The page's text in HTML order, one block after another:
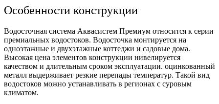
Особенности конструкции
Водосточная система Аквасистем Премиум относится к серии
премиальных водостоков. Водосточка монтируется на
одноэтажные и двухэтажные коттеджи и садовые дома.
Высокая цена элементов конструкции нивелируется
качеством и длительным сроком эксплуатации. оцинкованный
металл выдерживает резкие перепады температур. Такой вид
водостоков можно устанавливать в регионах с суровым
климатом.